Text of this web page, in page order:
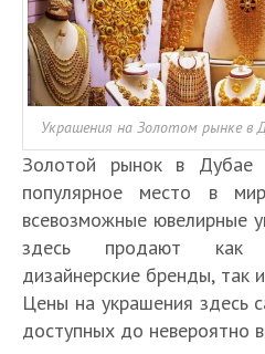
Украшения на Золотом рынке в
Золотой рынок в
популярное место в
всевозможные ювелирные
здесь продают как
дизайнерские бренды, так
Цены на украшения здесь
доступных до невероятно